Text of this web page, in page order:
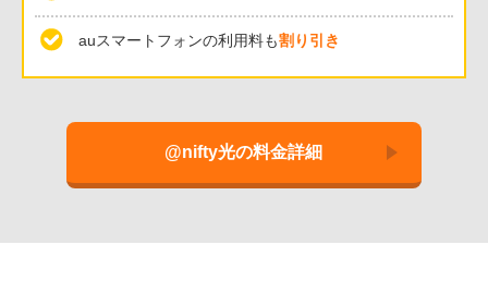
auスマートフォンの利用料も割り引き
@nifty光の料金詳細